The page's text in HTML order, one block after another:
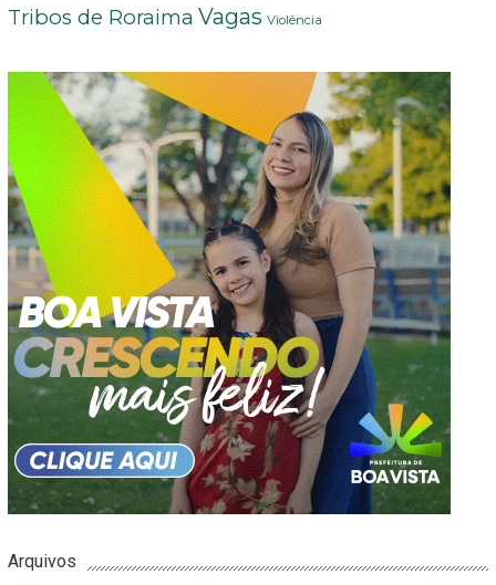
Tribos de Roraima Vagas Violência
Arquivos